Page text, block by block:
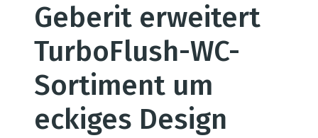
Geberit erweitert
TurboFlush-WC-
Sortiment um
eckiges Design